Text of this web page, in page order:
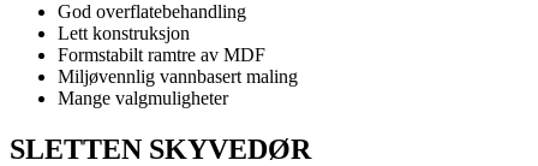
God overflatebehandling
Lett konstruksjon
Formstabilt ramtre av MDF
Miljøvennlig vannbasert maling
Mange valgmuligheter
SLETTEN SKYVEDØR